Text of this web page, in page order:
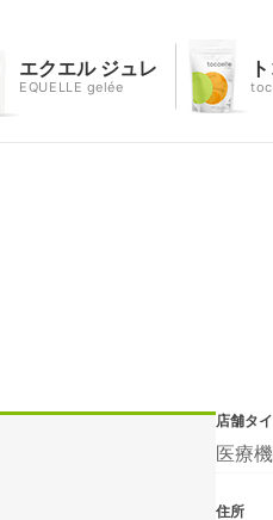
エクエル ジュレ
EQUELLE gelée
店舗タ
医療
住所